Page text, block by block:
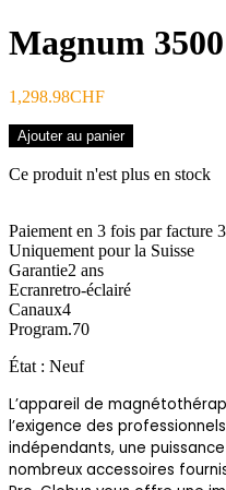
Magnum
1,298.98CHF
Ajouter au panier
Ce produit n'est plus en stock
Paiement en 3 fois par facture
Uniquement pour la Suisse
Garantie2 ans
Ecranretro-éclairé
Canaux4
Program.70
État : Neuf
L’appareil de
l’exigence des
indépendants, une
nombreux accessoires